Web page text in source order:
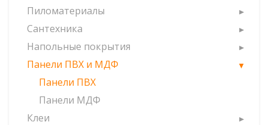
Пиломатериалы
Сантехника
Напольные покрытия
Панели ПВХ и МДФ
Панели ПВХ
Панели МДФ
Клеи